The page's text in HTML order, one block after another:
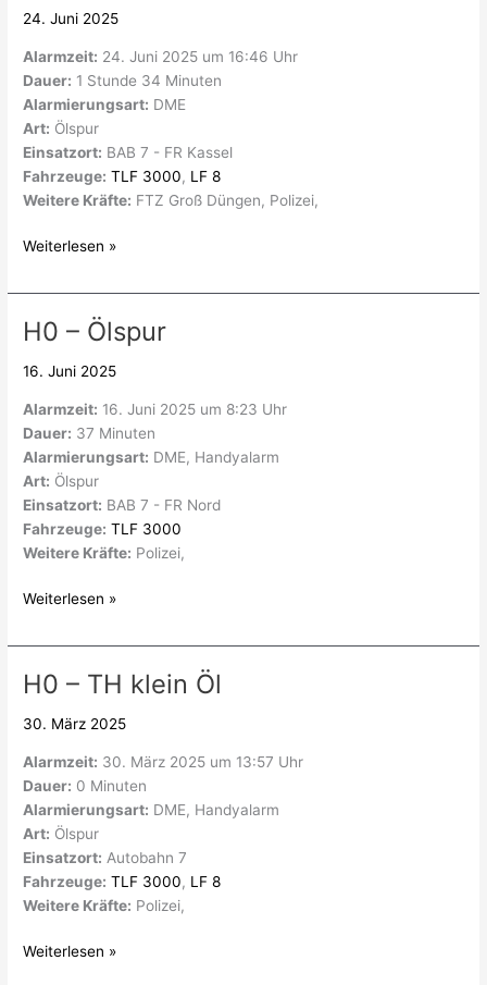
24. Juni 2025
Alarmzeit: 24. Juni 2025 um 16:46 Uhr
Dauer: 1 Stunde 34 Minuten
Alarmierungsart: DME
Art: Ölspur
Einsatzort: BAB 7 - FR Kassel
Fahrzeuge: TLF 3000, LF 8
Weitere Kräfte: FTZ Groß Düngen, Polizei,
Ölspur
Weiterlesen »
H0 – Ölspur
16. Juni 2025
Alarmzeit: 16. Juni 2025 um 8:23 Uhr
Dauer: 37 Minuten
Alarmierungsart: DME, Handyalarm
Art: Ölspur
Einsatzort: BAB 7 - FR Nord
Fahrzeuge: TLF 3000
Weitere Kräfte: Polizei,
H0
Ölspur
Weiterlesen »
H0 – TH klein Öl
30. März 2025
Alarmzeit: 30. März 2025 um 13:57 Uhr
Dauer: 0 Minuten
Alarmierungsart: DME, Handyalarm
Art: Ölspur
Einsatzort: Autobahn 7
Fahrzeuge: TLF 3000, LF 8
Weitere Kräfte: Polizei,
H0
TH
Weiterlesen »